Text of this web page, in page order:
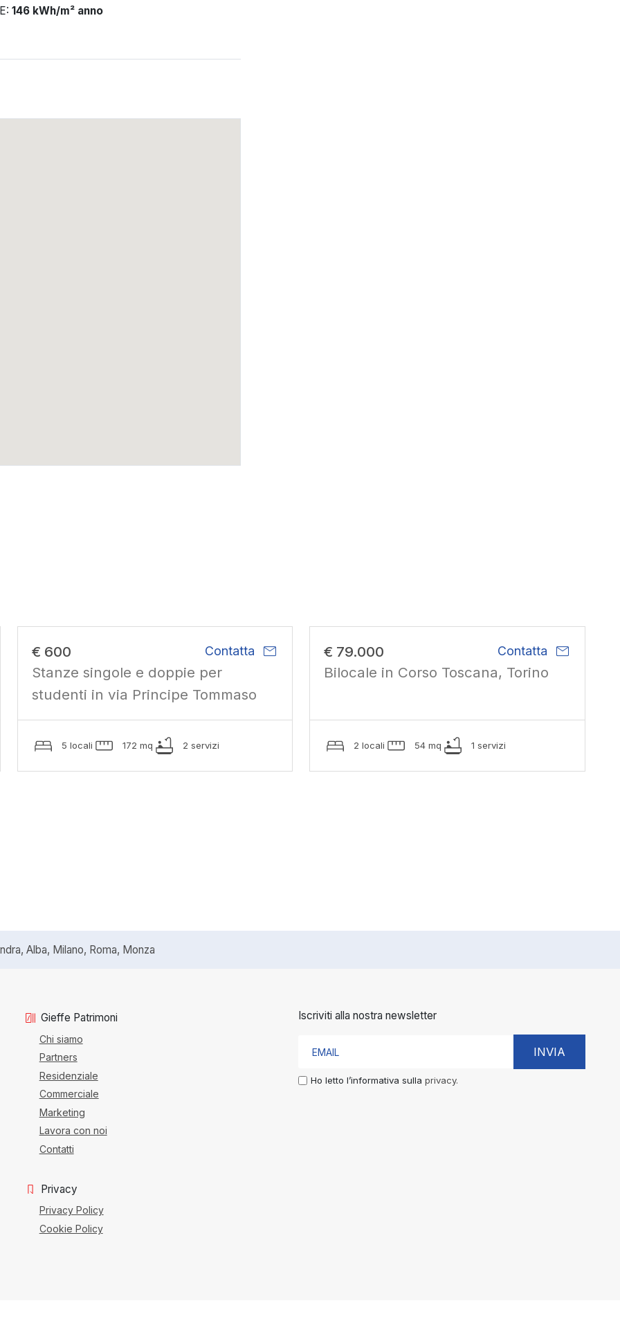
146 kWh/m² anno
€ 600 Contatta mail
Stanze singole e doppie per
studenti in via Principe Tommaso
5 locali 172 mq 2 servizi
€ 79.000 Contatta mail
Bilocale in Corso Toscana, Torino
2 locali 54 mq 1 servizi
Alba, Milano, Roma, Monza
Gieffe Patrimoni
Chi siamo
Partners
Residenziale
Commerciale
Marketing
Lavora con noi
Contatti
Privacy
Privacy Policy
Cookie Policy
Iscriviti alla nostra newsletter
Ho letto l’informativa sullaprivacy.
INVIA